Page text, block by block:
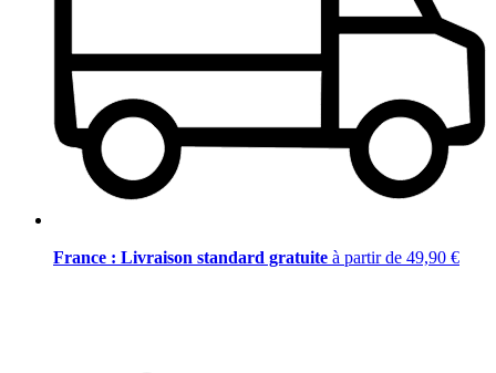
France : Livraison standard gratuite à partir de 49,90 €